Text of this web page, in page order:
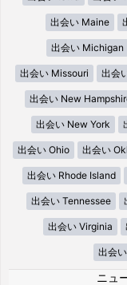
出会い Maine
出会い Michigan
出会い Missouri 出会
出会い New
出会い New York
出会い Ohio 出会い
出会い Rhode Island
出会い Tennessee
出会い Virginia
出会
ニュ